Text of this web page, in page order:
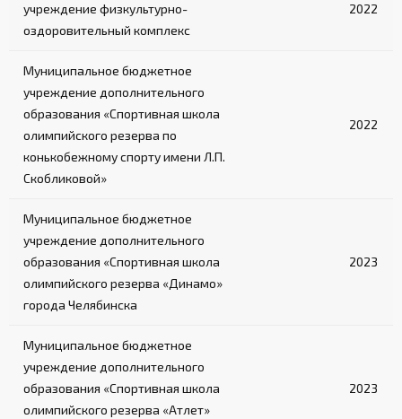
учреждение физкультурно-
оздоровительный комплекс
2022
Муниципальное бюджетное
учреждение дополнительного
образования «Спортивная школа
олимпийского резерва по
конькобежному спорту имени Л.П.
Скобликовой»
2022
Муниципальное бюджетное
учреждение дополнительного
образования «Спортивная школа
олимпийского резерва «Динамо»
города Челябинска
2023
Муниципальное бюджетное
учреждение дополнительного
образования «Спортивная школа
олимпийского резерва «Атлет»
2023